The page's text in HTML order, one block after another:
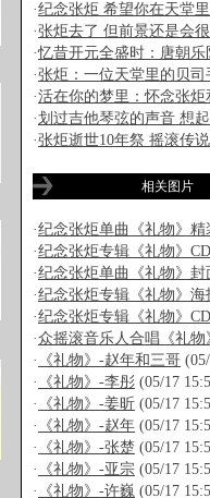
·纪念张炬 希望你在天堂
·张炬去了 但前景还是会
·忆昔开元全盛时：唐朝乐
·张炬：一位天堂里的贝司
·活在你的梦里：怀念张炬
·划过吉他琴弦的声音 想
·张炬逝世10年祭 摇滚传
相关图片
·纪念张炬单曲《礼物》精
·纪念张炬专辑《礼物》
·纪念张炬单曲《礼物》封
·纪念张炬专辑《礼物》海
·纪念张炬专辑《礼物》
·众摇滚音乐人合唱《礼物
·
《礼物》-赵年和三哥
·
《礼物》-李彤 (05/17
·
《礼物》-姜昕 (05/17
·
《礼物》-赵年 (05/17
·
《礼物》-张楚 (05/17
·
《礼物》-亚宗 (05/17
·
《礼物》-许巍 (05/17